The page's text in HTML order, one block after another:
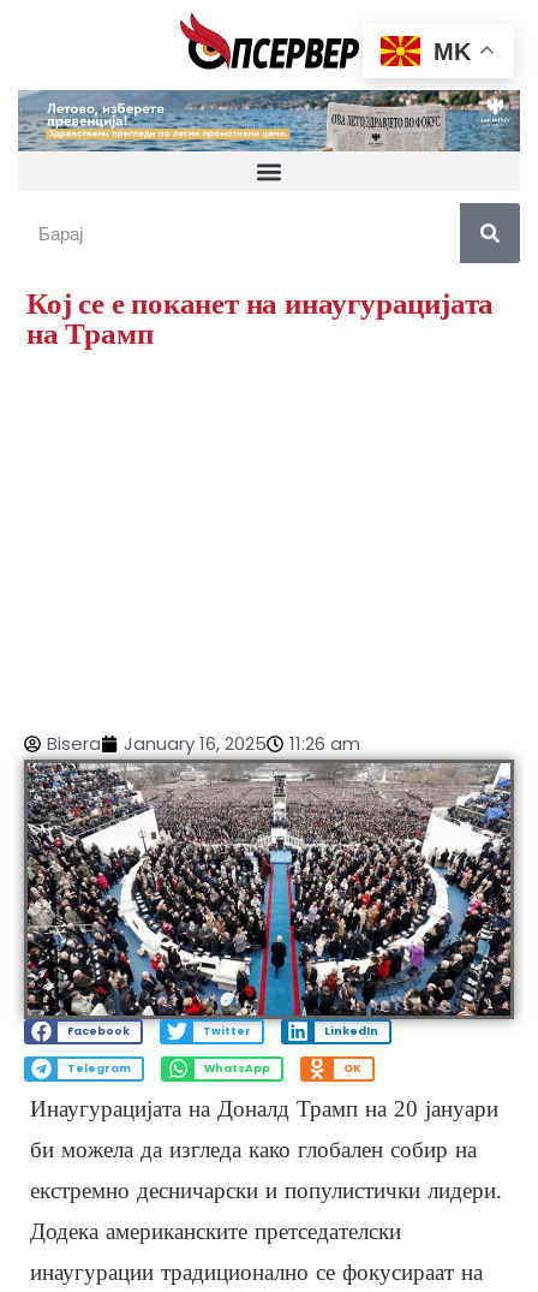
Кој се е поканет на инаугурацијата
на Трамп
Bisera January 16, 2025 11:26 am
Facebook Twitter LinkedIn
Telegram WhatsApp OK
Инаугурацијата на Доналд Трамп на 20 јануари
би можела да изгледа како глобален собир на
екстремно десничарски и популистички лидери.
Додека американските претседателски
инаугурации традиционално се фокусираат на
MK